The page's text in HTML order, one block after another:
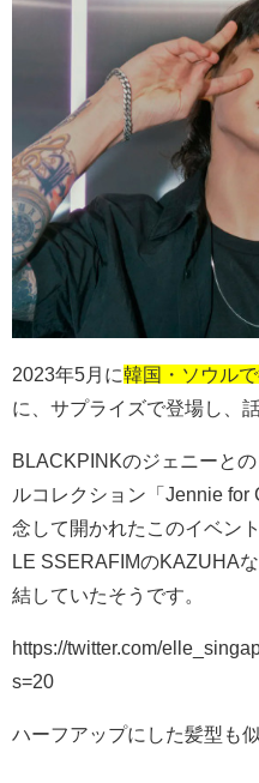
2023年5月に韓国・ソウル
に、サプライズで登場し、
BLACKPINKのジェニー との
ルコレクション「Jennie
念して開かれたこのイベン
LE SSERAFIMのKAZUHA
結していたそうです。
https://twitter.com/
s=20
ハーフアップにした髪型も